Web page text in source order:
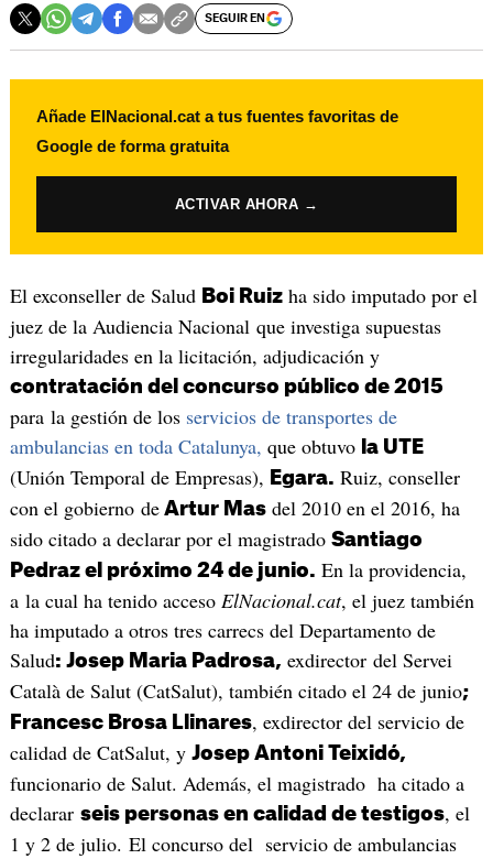
SEGUIR EN
Añade ElNacional.cat a tus fuentes favoritas de
Google de forma gratuita
ACTIVAR AHORA →
El exconseller de Salud Boi Ruizha sido imputado por el
juez de la Audiencia Nacional que investiga supuestas
irregularidades en la licitación, adjudicación y
contratación del concurso público de 2015
para la gestión de los servicios de transportes de
ambulancias en toda Catalunya, que obtuvo la UTE
(Unión Temporal de Empresas), Egara. Ruiz, conseller
con el gobierno deArtur Masdel 2010 en el 2016, ha
sido citado a declarar por el magistrado Santiago
Pedraz el próximo 24 de junio. En la providencia,
a la cual ha tenido acceso ElNacional.cat, el juez también
ha imputado a otros tres carrecs del Departamento de
Salud: Josep Maria Padrosa, exdirector del Servei
Català de Salut (CatSalut), también citado el 24 de junio;
Francesc Brosa Llinares, exdirector del servicio de
calidad de CatSalut, y Josep Antoni Teixidó,
funcionario de Salut. Además, el magistrado ha citado a
declarar seis personas en calidad de testigos, el
1 y 2 de julio. El concurso del servicio de ambulancias